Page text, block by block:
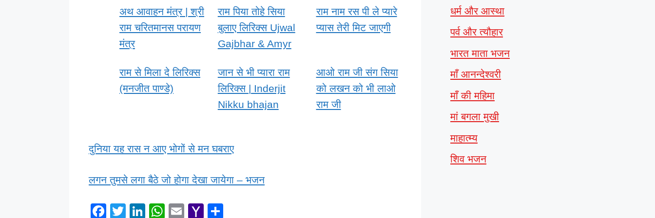
अथ आवाहन मंत्र | श्री
राम चरितमानस परायण
मंत्र
राम पिया तोहे सिया
बुलाए लिरिक्स Ujwal
Gajbhar & Amyr
राम नाम रस पी ले प्यारे
प्यास तेरी मिट जाएगी
राम से मिला दे लिरिक्स
(मनजीत पाण्डे)
जान से भी प्यारा राम
लिरिक्स | Inderjit
Nikku bhajan
आओ राम जी संग सिया
को लखन को भी लाओ
राम जी
दुनिया यह रास न आए भोगों से मन घबराए
लगन तुमसे लगा बैठे जो होगा देखा जायेगा – भजन
F
T
Li
W
E
Y
धर्म और आस्था
पर्व और त्यौहार
भारत माता भजन
माँ आनन्देश्वरी
माँ की महिमा
मां बगला मुखी
माहात्म्य
शिव भजन